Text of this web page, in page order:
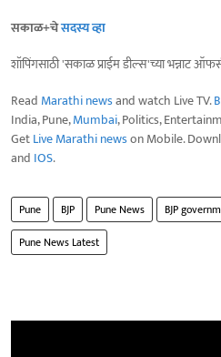
सकाळ+चेसदस्य व्हा
शॉपिंगसाठी 'सकाळ प्राईम डील्स'च्या भन्नाट
Read Marathi newsand watch Live TV.
India, Pune,Mumbai, Politics,
GetLive Marathi newson Mobile.
and IOS.
Pune BJP Pune News BJP
Pune News Latest